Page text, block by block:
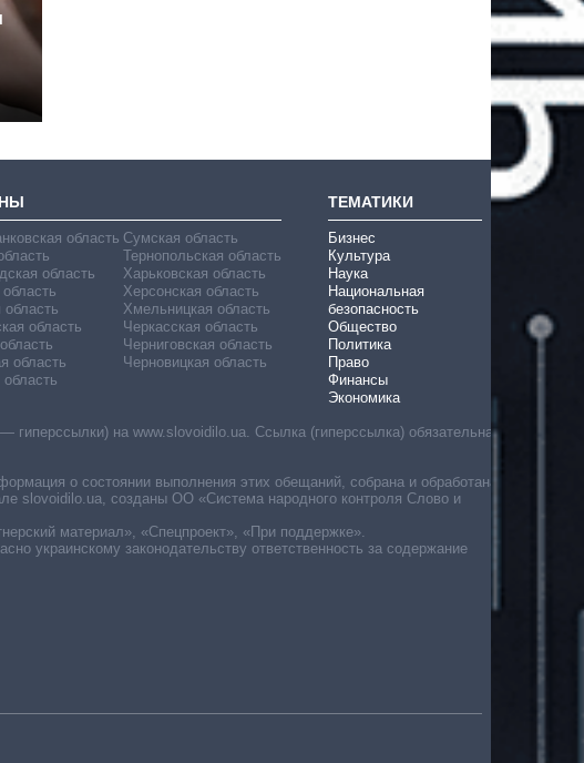
область
область
область
область
область
Сумская область
Тернопольская область
Харьковская область
Херсонская область
Хмельницкая область
Черкасская область
Черниговская область
Черновицкая область
ТЕМАТИКИ
Бизнес
Культура
Наука
Национальная
безопасность
Общество
Политика
Право
Финансы
Экономика
на www.slovoidilo.ua. Ссылка (гиперссылка) обязательна
о состоянии выполнения этих обещаний, собрана и обработана
созданы ОО «Система народного контроля Слово и
материал», «Спецпроект», «При поддержке».
украинскому законодательству ответственность за содержание